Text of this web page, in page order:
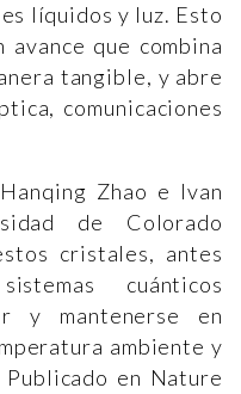
líquidos y luz. Esto
que combina
tangible, y abre
comunicaciones
Zhao e Ivan
de Colorado
cristales, antes
cuánticos
y mantenerse en
ambiente y
en Nature